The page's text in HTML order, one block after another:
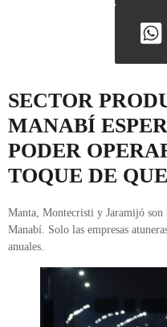
SECTOR
MANABÍ
PODER
TOQUE DE
Manta, Montecristi y Jaramijó
Manabí. Solo las empresas
anuales.